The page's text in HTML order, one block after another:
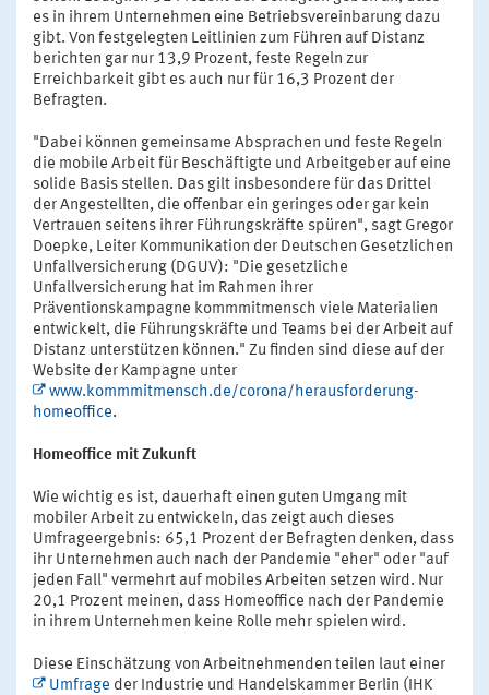
es in ihrem Unternehmen eine Betriebsvereinbarung dazu
gibt. Von festgelegten Leitlinien zum Führen auf Distanz
berichten gar nur 13,9 Prozent, feste Regeln zur
Erreichbarkeit gibt es auch nur für 16,3 Prozent der
Befragten.
"Dabei können gemeinsame Absprachen und feste Regeln
die mobile Arbeit für Beschäftigte und Arbeitgeber auf eine
solide Basis stellen. Das gilt insbesondere für das Drittel
der Angestellten, die offenbar ein geringes oder gar kein
Vertrauen seitens ihrer Führungskräfte spüren", sagt Gregor
Doepke, Leiter Kommunikation der Deutschen Gesetzlichen
Unfallversicherung (DGUV): "Die gesetzliche
Unfallversicherung hat im Rahmen ihrer
Präventionskampagne kommmitmensch viele Materialien
entwickelt, die Führungskräfte und Teams bei der Arbeit auf
Distanz unterstützen können." Zu finden sind diese auf der
Website der Kampagne unter
www.kommmitmensch.de/corona/herausforderung-
homeoffice.
Homeoffice mit Zukunft
Wie wichtig es ist, dauerhaft einen guten Umgang mit
mobiler Arbeit zu entwickeln, das zeigt auch dieses
Umfrageergebnis: 65,1 Prozent der Befragten denken, dass
ihr Unternehmen auch nach der Pandemie "eher" oder "auf
jeden Fall" vermehrt auf mobiles Arbeiten setzen wird. Nur
20,1 Prozent meinen, dass Homeoffice nach der Pandemie
in ihrem Unternehmen keine Rolle mehr spielen wird.
Diese Einschätzung von Arbeitnehmenden teilen laut einer
Umfrage der Industrie und Handelskammer Berlin (IHK